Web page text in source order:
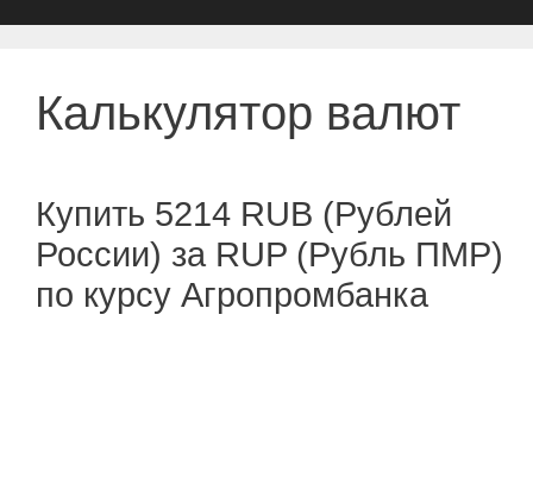
Калькулятор валют
Купить 5214 RUB (Рублей
России) за RUP (Рубль ПМР)
по курсу Агропромбанка